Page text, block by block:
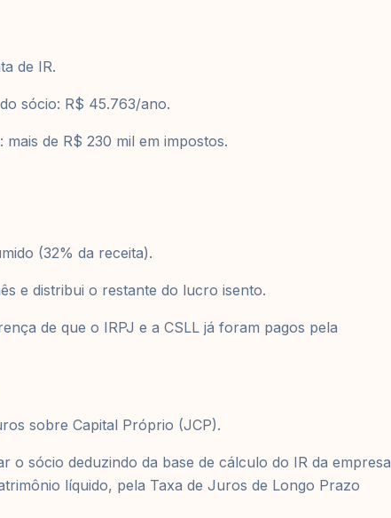
de IR.
sócio: R$ 45.763/ano.
de R$ 230 mil em impostos.
(32% da receita).
e distribui o restante do lucro isento.
de que o IRPJ e a CSLL já foram pagos pela
sobre Capital Próprio (JCP).
o sócio deduzindo da base de cálculo do IR da empresa
líquido, pela Taxa de Juros de Longo Prazo